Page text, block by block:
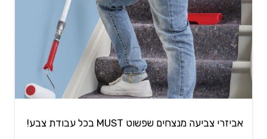
אביזרי צביעה מנצחים שפשוט MUST בכל עבודת צבע!